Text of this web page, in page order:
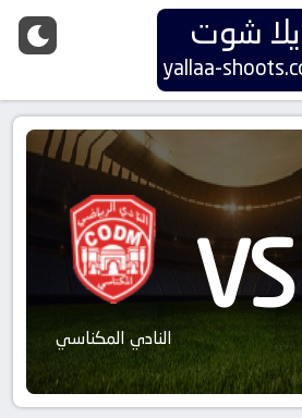
يلا شوت
yallaa-
VS النادي المكناسي